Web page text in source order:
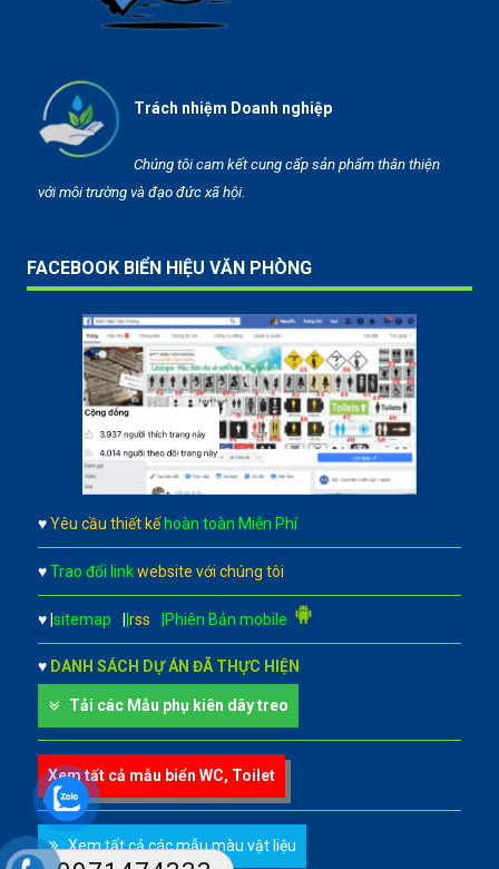
Trách nhiệm Doanh nghiệp
Chúng tôi cam kết cung cấp sản phẩm thân thiện
với môi trường và đạo đức xã hội.
FACEBOOK BIỂN HIỆU VĂN PHÒNG
♥ Yêu cầu thiết kếhoàn toàn Miễn Phí
♥ Trao đổi link website với chúng tôi
♥|sitemap ||rss |Phiên Bản mobile
♥ DANH SÁCH DỰ ÁN ĐÃ THỰC HIỆN
Tải các Mẫu phụ kiên dây treo
Xem tất cả mẫu biển WC, Toilet
Xem tất cả các mẫu màu vật liệu